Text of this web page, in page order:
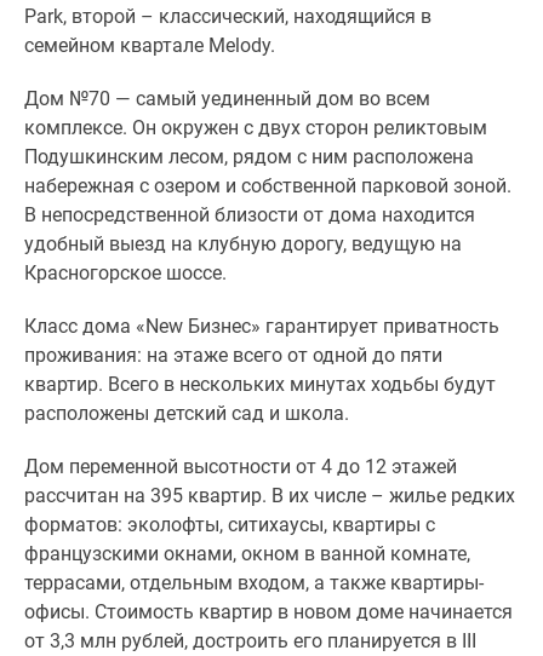
застройщики
Панорамы
Видеообзор
новостроек
Экспертиза
новостроек
Экология
Москвы
Подмосковья
комнатные
комнатные
комнатные
Квартиры
карте
Ипотечный
Park, второй – классический, находящийся в
семейном квартале Melody.
Дом №70 — самый уединенный дом во всем
комплексе. Он окружен с двух сторон реликтовым
Подушкинским лесом, рядом с ним расположена
набережная с озером и собственной парковой зоной.
В непосредственной близости от дома находится
удобный выезд на клубную дорогу, ведущую на
Красногорское шоссе.
Класс дома «New Бизнес» гарантирует приватность
проживания: на этаже всего от одной до пяти
квартир. Всего в нескольких минутах ходьбы будут
расположены детский сад и школа.
Дом переменной высотности от 4 до 12 этажей
рассчитан на 395 квартир. В их числе – жилье редких
форматов: эколофты, ситихаусы, квартиры с
французскими окнами, окном в ванной комнате,
террасами, отдельным входом, а также квартиры-
офисы. Стоимость квартир в новом доме начинается
от 3,3 млн рублей, достроить его планируется в III